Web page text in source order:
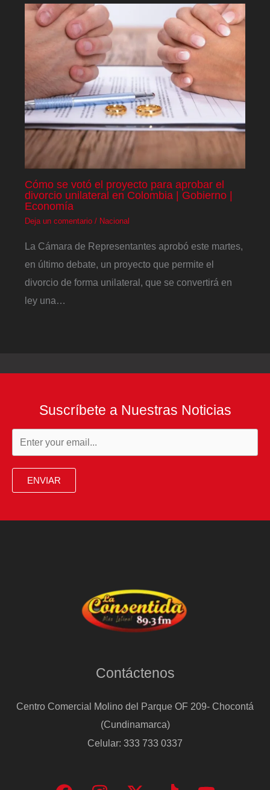
Cómo se votó el proyecto para aprobar el
divorcio unilateral en Colombia | Gobierno |
Economía
Deja un comentario / Nacional
La Cámara de Representantes aprobó este martes,
en último debate, un proyecto que permite el
divorcio de forma unilateral, que se convertirá en
ley una…
Suscríbete a Nuestras Noticias
ENVIAR
Contáctenos
Centro Comercial Molino del Parque OF 209- Chocontá
(Cundinamarca)
Celular: 333 733 0337